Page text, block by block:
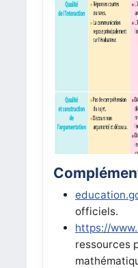
officiels.
https://
ressources